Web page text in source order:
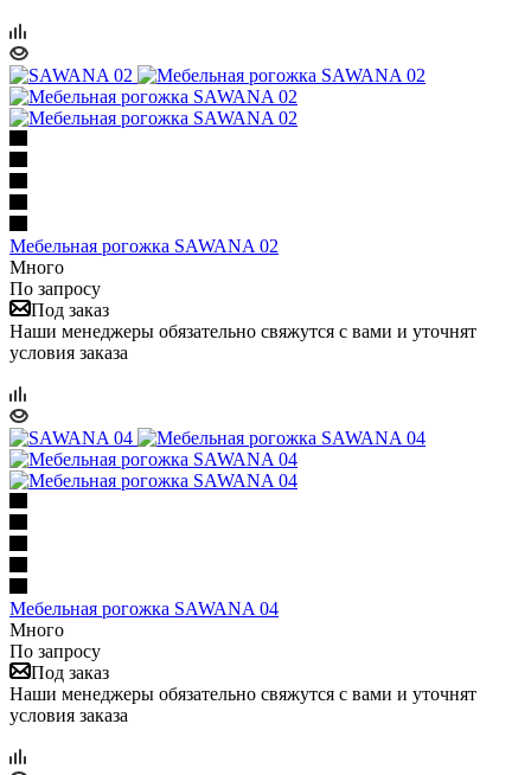
Мебельная рогожка SAWANA 02
Много
По запросу
Под заказ
Наши менеджеры обязательно свяжутся с вами и уточнят
условия заказа
Мебельная рогожка SAWANA 04
Много
По запросу
Под заказ
Наши менеджеры обязательно свяжутся с вами и уточнят
условия заказа